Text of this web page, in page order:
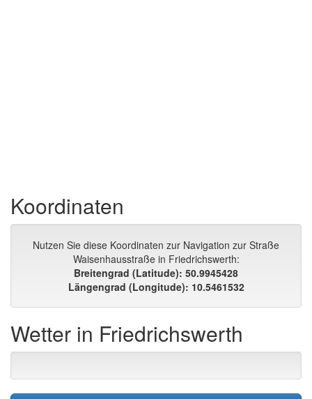
Koordinaten
Nutzen Sie diese Koordinaten zur Navigation zur Straße
Waisenhausstraße in Friedrichswerth:
Breitengrad (Latitude): 50.9945428
Längengrad (Longitude): 10.5461532
Wetter in Friedrichswerth